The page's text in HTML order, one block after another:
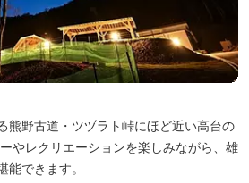
熊野古道・ツヅラト峠にほど近い高台の
やレクリエーションを楽しみながら、雄
できます。